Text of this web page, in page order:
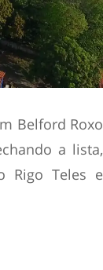
Belford Roxo
a lista,
Rigo Teles e